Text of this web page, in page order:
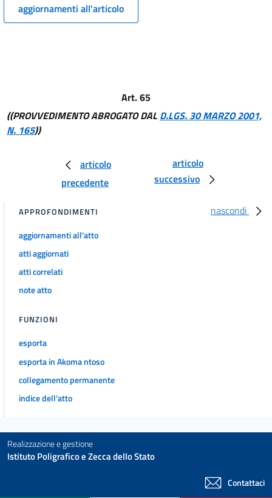
12 bis
14
19
20
21
22
23
25
25 bis
25 ter
26
27
ORGANIZZAZIONE
Capo II
Sezione II - Accesso alla dirigenza e riordino della Scuola
superiore della pubblica amministrazione.
aggiornamenti all'articolo
Art. 65
((PROVVEDIMENTO ABROGATO DAL D.LGS. 30 MARZO 2001,
N. 165))
articolo
precedente
articolo
successivo
nascondi
APPROFONDIMENTI
aggiornamenti all'atto
atti aggiornati
atti correlati
note atto
FUNZIONI
esporta
esporta in Akoma ntoso
collegamento permanente
indice dell'atto
Realizzazione e gestione
Istituto Poligrafico e Zecca dello Stato
Contattaci